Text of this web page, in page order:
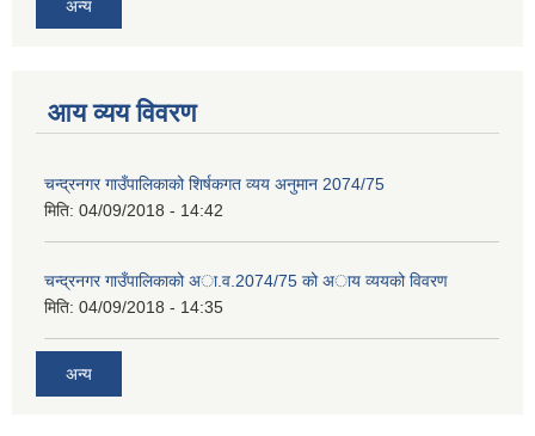
अन्य
आय व्यय विवरण
चन्द्रनगर गाउँपालिकाको शिर्षकगत व्यय अनुमान 2074/75
मिति: 04/09/2018 - 14:42
चन्द्रनगर गाउँपालिकाको अा‍‍‍.व.2074/75 को अाय व्ययको विवरण
मिति: 04/09/2018 - 14:35
अन्य